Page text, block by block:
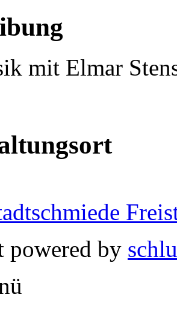
mit Elmar
powered by